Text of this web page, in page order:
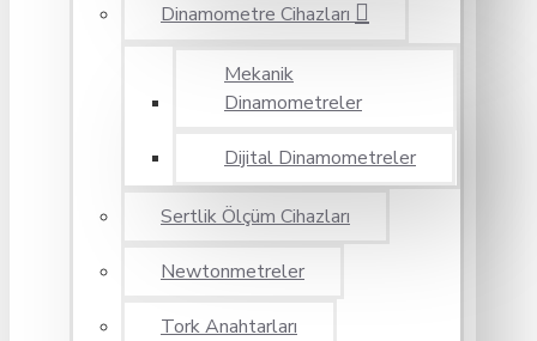
Dinamometre Cihazları
Mekanik
Dinamometreler
Dijital Dinamometreler
Sertlik Ölçüm Cihazları
Newtonmetreler
Tork Anahtarları